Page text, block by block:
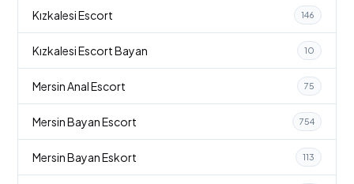
Kızkalesi Escort 146
Kızkalesi Escort Bayan 10
Mersin Anal Escort 75
Mersin Bayan Escort 754
Mersin Bayan Eskort 113